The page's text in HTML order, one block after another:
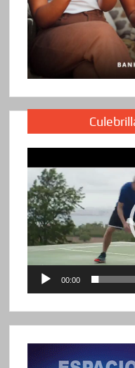
de
vídeo
00:00